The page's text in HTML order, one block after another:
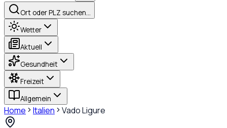
Ort oder PLZ suchen…
Wetter
Aktuell
Gesundheit
Freizeit
Allgemein
Home Italien Vado Ligure